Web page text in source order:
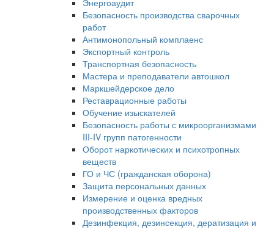
Энергоаудит
Безопасность производства сварочных
работ
Антимонопольный комплаенс
Экспортный контроль
Транспортная безопасность
Мастера и преподаватели автошкол
Маркшейдерское дело
Реставрационные работы
Обучение изыскателей
Безопасность работы с микроорганизмами
III-IV групп патогенности
Оборот наркотических и психотропных
веществ
ГО и ЧС (гражданская оборона)
Защита персональных данных
Измерение и оценка вредных
производственных факторов
Дезинфекция, дезинсекция, дератизация и